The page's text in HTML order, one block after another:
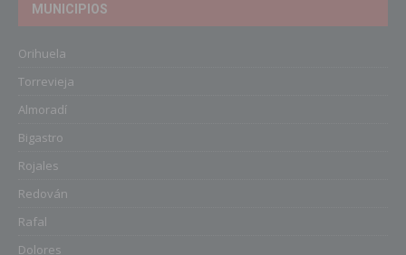
MUNICIPIOS
Orihuela
Torrevieja
Almoradí
Bigastro
Rojales
Redován
Rafal
Dolores